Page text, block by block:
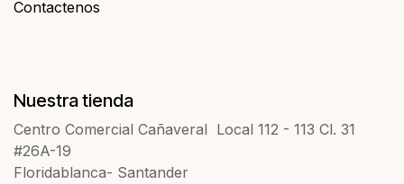
Contactenos​​
Nuestra tienda
Centro Comercial Cañaveral Local 112 - 113 Cl. 31
#26A-19
Floridablanca- Santander